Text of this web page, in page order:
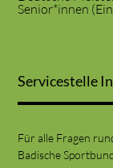
Senior*innen
Servicestelle
Für alle Fragen
Badische